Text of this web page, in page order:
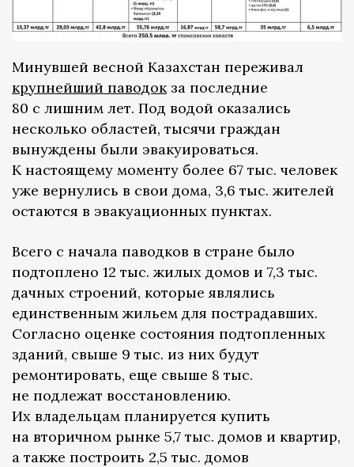
Минувшей весной Казахстан переживал
крупнейший паводокза последние
80 с лишним лет. Под водой оказались
несколько областей, тысячи граждан
вынуждены были эвакуироваться.
К настоящему моменту более 67 тыс. человек
уже вернулись в свои дома, 3,6 тыс. жителей
остаются в эвакуационных пунктах.
Всего с начала паводков в стране было
подтоплено 12 тыс. жилых домов и 7,3 тыс.
дачных строений, которые являлись
единственным жильем для пострадавших.
Согласно оценке состояния подтопленных
зданий, свыше 9 тыс. из них будут
ремонтировать, еще свыше 8 тыс.
не подлежат восстановлению.
Их владельцам планируется купить
на вторичном рынке 5,7 тыс. домов и квартир,
а также построить 2,5 тыс. домов